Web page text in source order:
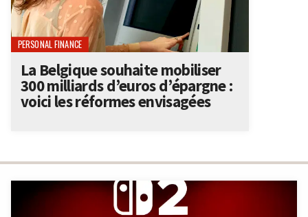
PERSONAL FINANCE
La Belgique souhaite mobiliser
300 milliards d’euros d’épargne :
voici les réformes envisagées